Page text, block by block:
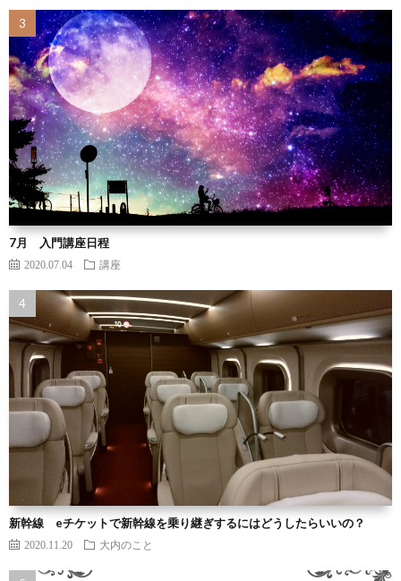
7月 入門講座日程
2020.07.04 講座
新幹線 eチケットで新幹線を乗り継ぎするにはどうしたらいいの？
2020.11.20 大内のこと